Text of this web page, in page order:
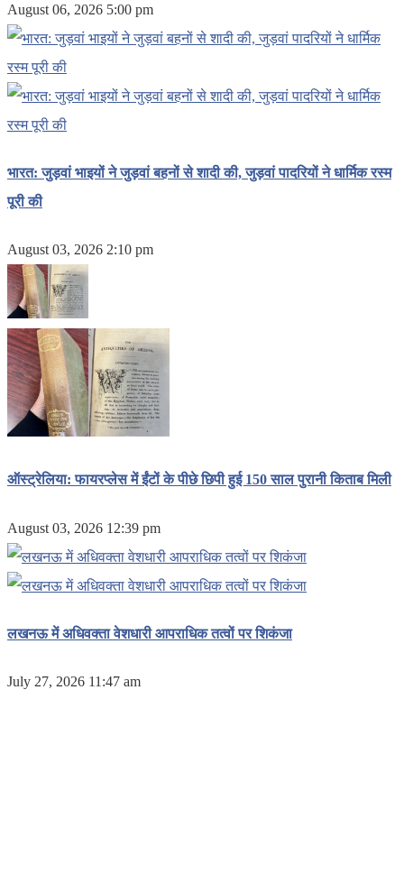
August 06, 2026 5:00 pm
भारत: जुड़वां भाइयों ने जुड़वां बहनों से शादी की, जुड़वां पादरियों ने धार्मिक रस्म
पूरी की
August 03, 2026 2:10 pm
ऑस्ट्रेलिया: फायरप्लेस में ईंटों के पीछे छिपी हुई 150 साल पुरानी किताब मिली
August 03, 2026 12:39 pm
लखनऊ में अधिवक्ता वेशधारी आपराधिक तत्वों पर शिकंजा
July 27, 2026 11:47 am